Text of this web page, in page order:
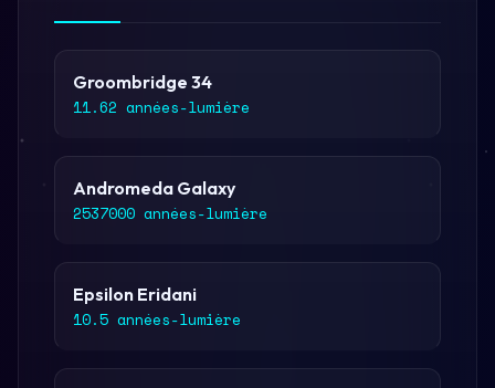
Groombridge 34
11.62 années-lumière
Andromeda Galaxy
2537000 années-lumière
Epsilon Eridani
10.5 années-lumière